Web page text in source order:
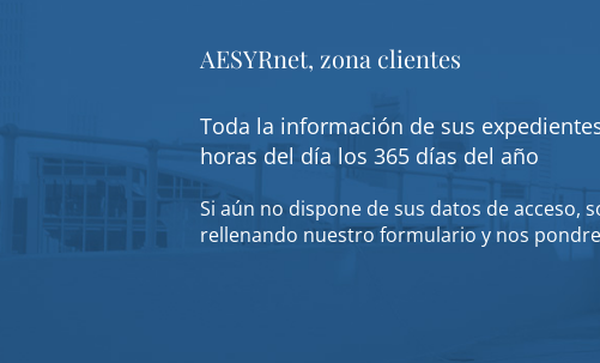
AESYRnet, zona clientes
Toda la información de sus
horas del día los 365 días del año
Si aún no dispone de sus datos de acceso,
rellenando nuestro formulario y nos